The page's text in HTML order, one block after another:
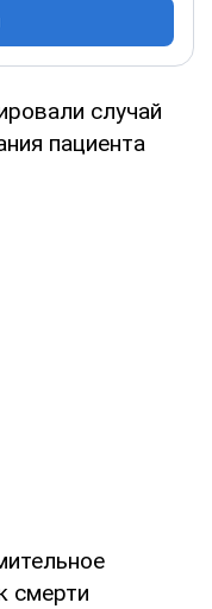
случай
пациента
смерти